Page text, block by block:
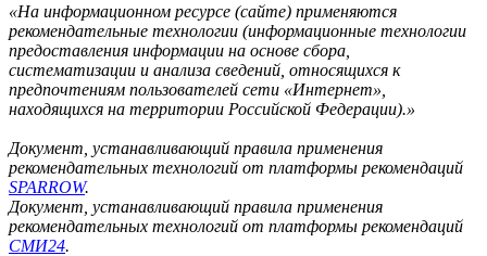
«На информационном ресурсе (сайте) применяются
рекомендательные технологии (информационные технологии
предоставления информации на основе сбора,
систематизации и анализа сведений, относящихся к
предпочтениям пользователей сети «Интернет»,
находящихся на территории Российской Федерации).»
Документ, устанавливающий правила применения
рекомендательных технологий от платформы рекомендаций
SPARROW.
Документ, устанавливающий правила применения
рекомендательных технологий от платформы рекомендаций
СМИ24.